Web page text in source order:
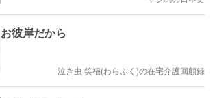
お彼岸だから
泣き虫 笑福(わらふく)の在宅介護回顧録